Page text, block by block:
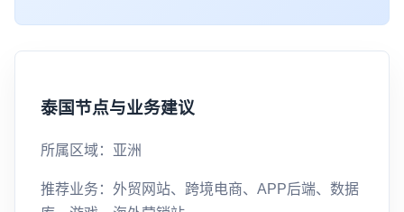
泰国节点与业务建议
所属区域：亚洲
推荐业务：外贸网站、跨境电商、APP后端、数据